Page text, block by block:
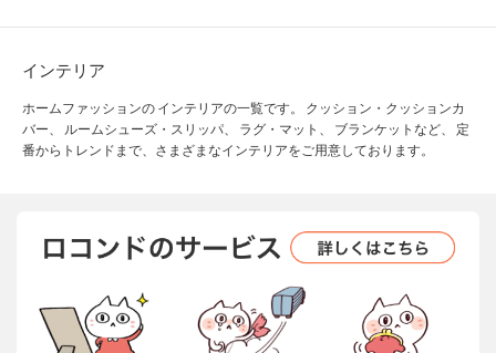
インテリア
ホームファッションの インテリアの一覧です。 クッション・クッションカ
バー、 ルームシューズ・スリッパ、 ラグ・マット、 ブランケットなど、 定
番からトレンドまで、さまざまなインテリアをご用意しております。